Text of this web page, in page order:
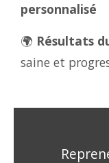
personnalisé
🌍 Résultats
saine et